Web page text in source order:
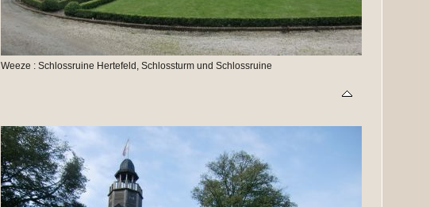
Weeze : Schlossruine Hertefeld, Schlossturm und Schlossruine